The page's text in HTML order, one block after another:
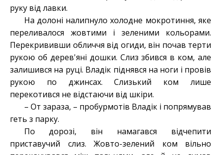
руку від лавки.
На долоні налипнуло холодне мокротиння, яке
переливалося жовтими і зеленими кольорами.
Перекрививши обличчя від огиди, він почав терти
рукою об дерев'яні дошки. Слиз збився в ком, але
залишився на руці. Владік піднявся на ноги і провів
рукою по джинсах. Слизький ком лише
перекотився не відстаючи від шкіри.
– От зараза, – пробурмотів Владік і попрямував
геть з парку.
По дорозі, він намагався відчепити
приставучий слиз. Жовто-зелений ком вільно